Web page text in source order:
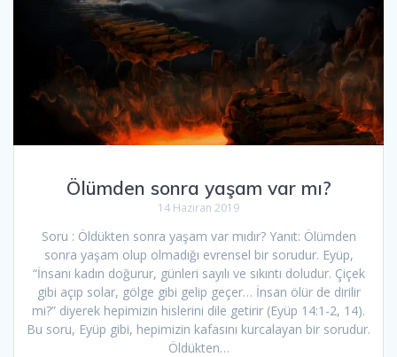
Ölümden sonra yaşam var mı?
14 Haziran 2019
Soru : Öldükten sonra yaşam var mıdır? Yanıt: Ölümden
sonra yaşam olup olmadığı evrensel bir sorudur. Eyüp,
“İnsanı kadın doğurur, günleri sayılı ve sıkıntı doludur. Çiçek
gibi açıp solar, gölge gibi gelip geçer… İnsan ölür de dirilir
mi?” diyerek hepimizin hislerini dile getirir (Eyüp 14:1-2, 14).
Bu soru, Eyüp gibi, hepimizin kafasını kurcalayan bir sorudur.
Öldükten…